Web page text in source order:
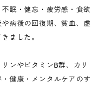
眠・健忘・疲労感・食欲
病後の回復期、貧血、虚
ました。
ンやビタミンB群、カリ
健康・メンタルケアのす